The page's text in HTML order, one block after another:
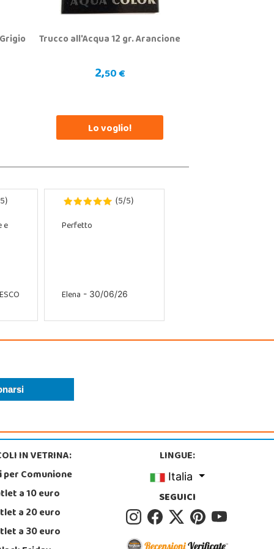
Trucco all'Acqua 12 gr. Arancione
2,50 €
Lo voglio!
5)
e
(5/5)
Perfetto
Elena - 30/06/26
IN VETRINA:
per Comunione
a 10 euro
a 20 euro
a 30 euro
LINGUE:
Italia
SEGUICI